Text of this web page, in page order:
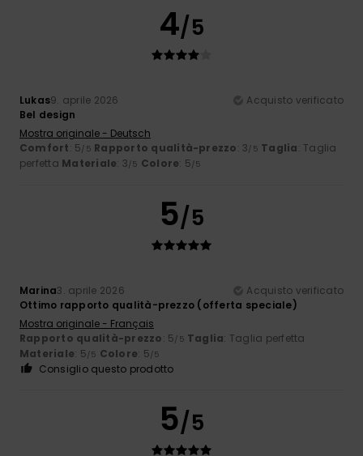
4/5
Lukas9. aprile 2026
Acquisto verificato
Bel design
Mostra originale - Deutsch
Comfort: 5/5 Rapporto qualità-prezzo: 3/5 Taglia: Taglia
perfetta Materiale: 3/5 Colore: 5/5
5/5
Marina3. aprile 2026
Acquisto verificato
Ottimo rapporto qualità-prezzo (offerta speciale)
Mostra originale - Français
Rapporto qualità-prezzo: 5/5 Taglia: Taglia perfetta
Materiale: 5/5 Colore: 5/5
Consiglio questo prodotto
5/5